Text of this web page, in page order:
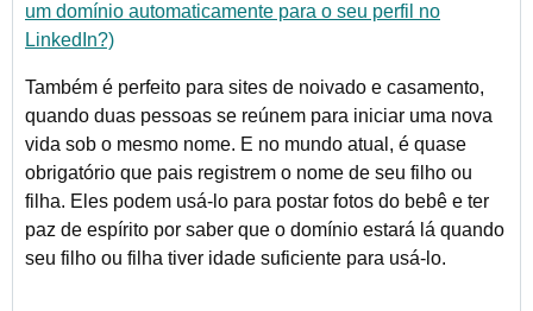
um domínio automaticamente para o seu perfil no
LinkedIn?)
Também é perfeito para sites de noivado e casamento,
quando duas pessoas se reúnem para iniciar uma nova
vida sob o mesmo nome. E no mundo atual, é quase
obrigatório que pais registrem o nome de seu filho ou
filha. Eles podem usá-lo para postar fotos do bebê e ter
paz de espírito por saber que o domínio estará lá quando
seu filho ou filha tiver idade suficiente para usá-lo.